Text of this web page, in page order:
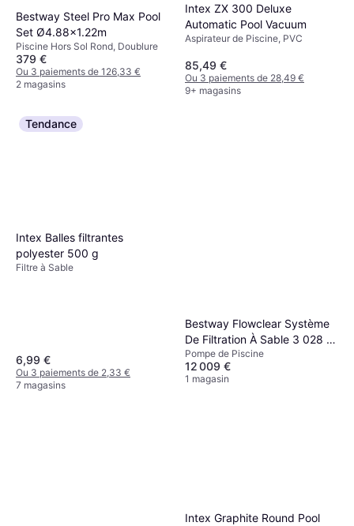
Bestway Steel Pro Max Pool
Set Ø4.88x1.22m
Piscine Hors Sol Rond, Doublure
379 €
Ou 3 paiements de 126,33 €
2 magasins
Intex ZX 300 Deluxe
Automatic Pool Vacuum
Aspirateur de Piscine, PVC
85,49 €
Ou 3 paiements de 28,49 €
9+ magasins
Tendance
Intex Balles filtrantes
polyester 500 g
Filtre à Sable
6,99 €
Ou 3 paiements de 2,33 €
7 magasins
Bestway Flowclear Système
De Filtration À Sable 3 028 L
H 85 W
Pompe de Piscine
12 009 €
1 magasin
Intex Graphite Round Pool